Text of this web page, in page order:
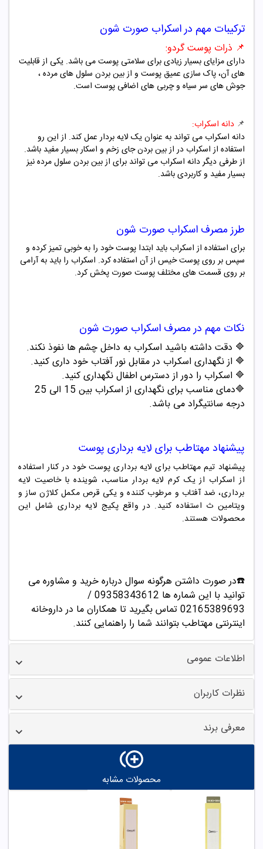
ترکیبات مهم دراسکراب صورت شون
📌 ذرات پوست گردو:
دارای مزایای بسیار زیادی برای سلامتی پوست می باشد. یکی از قابلیت
های آن، پاک سازی عمیق پوست و از بین بردن سلول های مرده ،
جوش های سر سیاه و چربی های اضافی پوست است.
📌 دانه اسکراب:
دانه اسکراب می تواند به عنوان یک لایه بردار عمل کند. از این رو
استفاده از اسکراب در از بین بردن جای زخم و اسکار بسیار مفید باشد.
از طرفی دیگر دانه اسکراب می تواند برای از بین بردن سلول مرده نیز
بسیار مفید و کاربردی باشد.
طرز مصرف اسکراب صورت شون
برای استفاده از اسکراب باید ابتدا پوست خود را به خوبی تمیز کرده و
سپس بر روی پوست خیس از آن استفاده کرد. اسکراب را باید به آرامی
بر روی قسمت های مختلف پوست صورت پخش کرد.
نکات مهم در مصرف اسکراب صورت شون
🔷 دقت داشته باشید اسکراب به داخل چشم ها نفوذ نکند.
🔷 از نگهداری اسکراب در مقابل نور آفتاب خود داری کنید.
🔷 اسکراب را دور از دسترس اطفال نگهداری کنید.
🔷دمای مناسب برای نگهداری از اسکراب بین 15 الی 25
درجه سانتیگراد می باشد.
پیشنهاد مهتاطب برای لایه برداری پوست
پیشنهاد تیم مهتاطب برای لایه برداری پوست خود در کنار استفاده
از اسکراب از یک کرم لایه بردار مناسب، شوینده با خاصیت لایه
برداری، ضد آفتاب و مرطوب کننده و یکی قرص مکمل کلاژن ساز و
ویتامین ث استفاده کنید. در واقع پکیج لایه برداری شامل این
محصولات هستند.
☎️در صورت داشتن هرگونه سوال درباره خرید و مشاوره می
توانید با این شماره ها 09358343612 /
02165389693تماس بگیرید تا همکاران ما در داروخانه
اینترنتی مهتاطب بتوانند شما را راهنمایی کنند.
اطلاعات عمومی
نظرات کاربران
معرفی برند
محصولات مشابه